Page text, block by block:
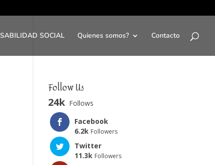
SOCIAL Quienes somos? Contacto
Follow Us
24k Follows
Facebook
6.2k Followers
Twitter
11.3k Followers